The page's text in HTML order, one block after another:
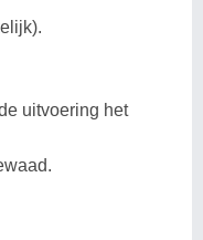
uitvoering het